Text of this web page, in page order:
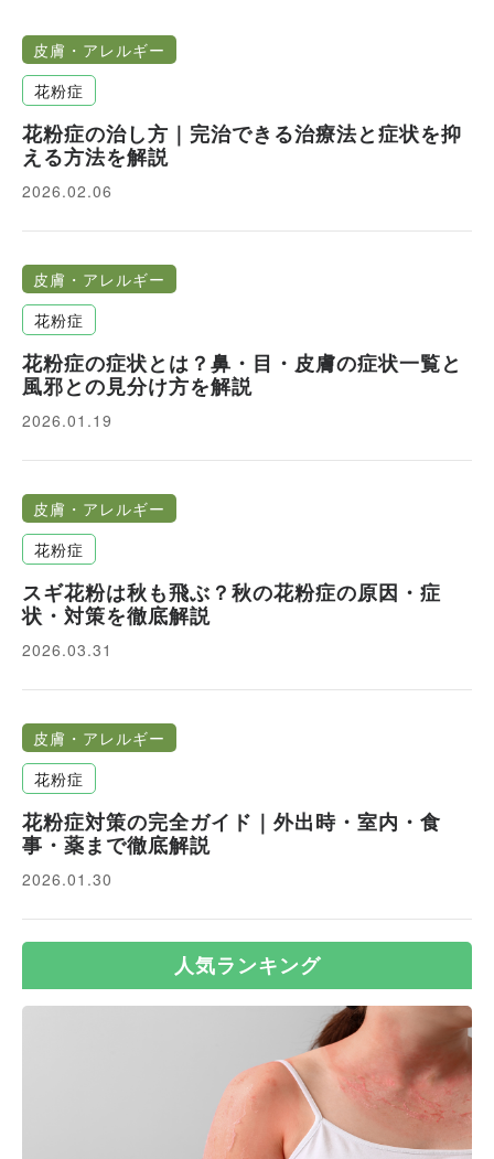
シ
ョ
ン
皮膚・アレルギー
花粉症
花粉症の治し方｜完治できる治療法と症状を抑
える方法を解説
2026.02.06
皮膚・アレルギー
花粉症
花粉症の症状とは？鼻・目・皮膚の症状一覧と
風邪との見分け方を解説
2026.01.19
皮膚・アレルギー
花粉症
スギ花粉は秋も飛ぶ？秋の花粉症の原因・症
状・対策を徹底解説
2026.03.31
皮膚・アレルギー
花粉症
花粉症対策の完全ガイド｜外出時・室内・食
事・薬まで徹底解説
2026.01.30
人気ランキング